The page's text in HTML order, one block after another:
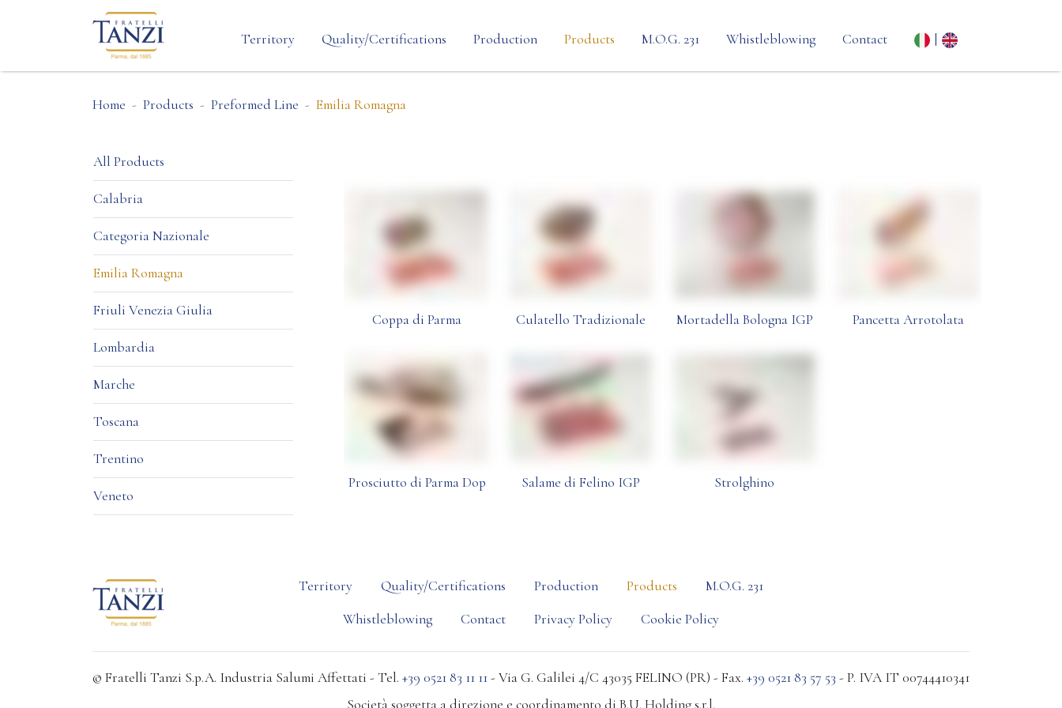
Territory Quality/Certifications Production Products M.O.G. 231 Whistleblowing Contact |
Home Products Preformed Line Emilia Romagna
All Products
Calabria
Categoria Nazionale
Emilia Romagna
Friuli Venezia Giulia
Lombardia
Marche
Toscana
Trentino
Veneto
Coppa di Parma Culatello Tradizionale Mortadella Bologna IGP Pancetta Arrotolata
Prosciutto di Parma Dop Salame di Felino IGP Strolghino
Territory Quality/Certifications Production Products
M.O.G. 231
Whistleblowing
Contact Privacy Policy Cookie Policy
© Fratelli Tanzi S.p.A. Industria Salumi Affettati - Tel. +39 0521 83 11 11- Via G. Galilei 4/C 43035 FELINO (PR) - Fax. +39 0521 83 57 53 - P. IVA IT 00744410341
Società soggetta a direzione e coordinamento di B.U. Holding s.r.l.